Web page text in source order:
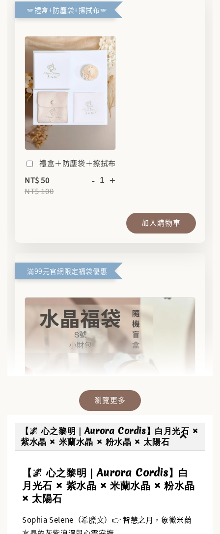
🪽禮盒+防塵袋+擦拭布🪽
禮盒＋防塵袋＋擦拭布
NT$ 50
NT$ 100
- +
加入購物車
滿99元官網限定福袋優惠
✨【水晶福袋】🔮 搶來的福袋沒中獎？水晶福
袋幫你翻盤💎能量UP💎
NT$ 488
瀏覽更多
【🌌 心之黎明｜Aurora Cordis】白月光石 ×
紫水晶 × 米蘭水晶 × 粉水晶 × 太陽石
【🌌 心之黎明｜Aurora Cordis】白
月光石 × 紫水晶 × 米蘭水晶 × 粉水晶
× 太陽石
Sophia Selene（希臘文）👉 智慧之月，象徵米蘭